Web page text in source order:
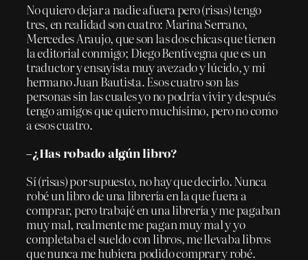
No quiero dejar a nadie afuera pero (risas) tengo
tres, en realidad son cuatro: Marina Serrano,
Mercedes Araujo, que son las dos chicas que tienen
la editorial conmigo; Diego Bentivegna que es un
traductor y ensayista muy avezado y lúcido, y mi
hermano Juan Bautista. Esos cuatro son las
personas sin las cuales yo no podría vivir y después
tengo amigos que quiero muchísimo, pero no como
a esos cuatro.
–¿Has robado algún libro?
Sí (risas) por supuesto, no hay que decirlo. Nunca
robé un libro de una librería en la que fuera a
comprar, pero trabajé en una librería y me pagaban
muy mal, realmente me pagan muy mal y yo
completaba el sueldo con libros, me llevaba libros
que nunca me hubiera podido comprar y robé.